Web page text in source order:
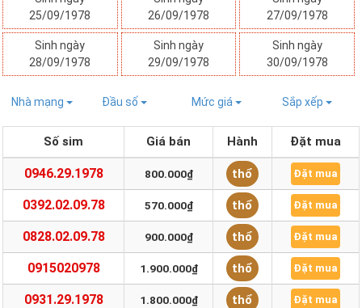
25/09/1978
26/09/1978
27/09/1978
Sinh ngày
28/09/1978
Sinh ngày
29/09/1978
Sinh ngày
30/09/1978
Nhà mạng Đầu số Mức giá Sắp xếp
Số sim Giá bán Hành Đặt mua
0946.29.1978 800.000₫ thổ Đặt mua
0392.02.09.78 570.000₫ thổ Đặt mua
0828.02.09.78 900.000₫ thổ Đặt mua
0915020978 1.900.000₫ thổ Đặt mua
0931.29.1978 1.800.000₫ thổ Đặt mua